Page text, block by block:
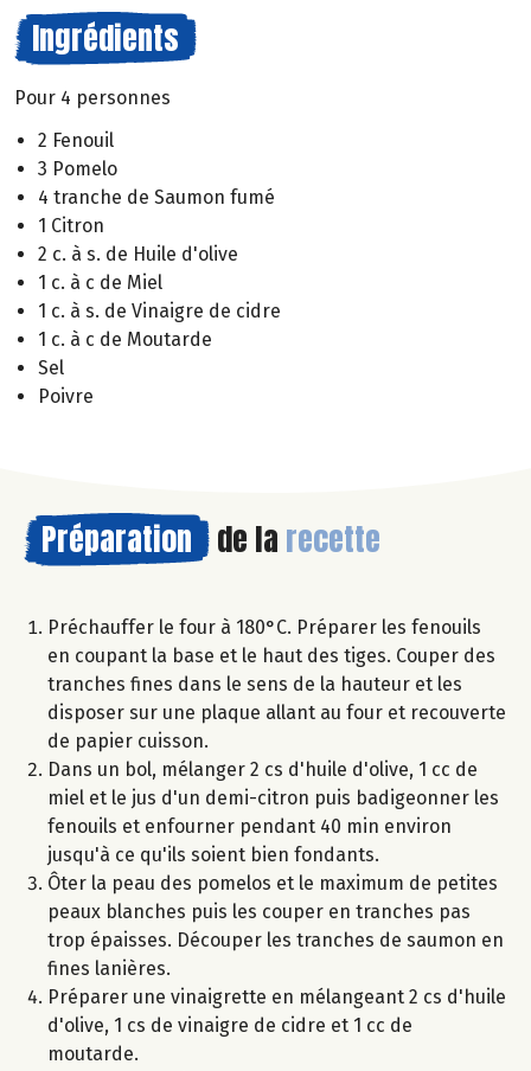
Ingrédients
Pour 4 personnes
2 Fenouil
3 Pomelo
4 tranche de Saumon fumé
1 Citron
2 c. à s. de Huile d'olive
1 c. à c de Miel
1 c. à s. de Vinaigre de cidre
1 c. à c de Moutarde
Sel
Poivre
Préparation de la recette
Préchauffer le four à 180°C. Préparer les fenouils
en coupant la base et le haut des tiges. Couper des
tranches fines dans le sens de la hauteur et les
disposer sur une plaque allant au four et recouverte
de papier cuisson.
Dans un bol, mélanger 2 cs d'huile d'olive, 1 cc de
miel et le jus d'un demi-citron puis badigeonner les
fenouils et enfourner pendant 40 min environ
jusqu'à ce qu'ils soient bien fondants.
Ôter la peau des pomelos et le maximum de petites
peaux blanches puis les couper en tranches pas
trop épaisses. Découper les tranches de saumon en
fines lanières.
Préparer une vinaigrette en mélangeant 2 cs d'huile
d'olive, 1 cs de vinaigre de cidre et 1 cc de
moutarde.